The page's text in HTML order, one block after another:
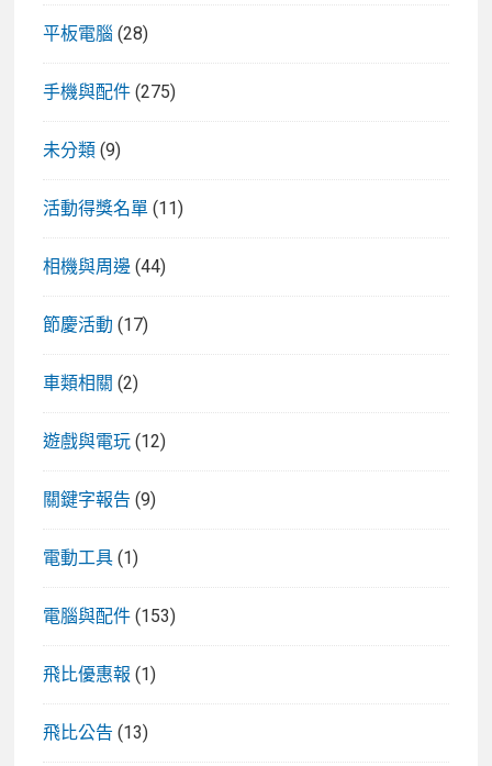
平板電腦 (28)
手機與配件 (275)
未分類 (9)
活動得獎名單 (11)
相機與周邊 (44)
節慶活動 (17)
車類相關 (2)
遊戲與電玩 (12)
關鍵字報告 (9)
電動工具 (1)
電腦與配件 (153)
飛比優惠報 (1)
飛比公告 (13)